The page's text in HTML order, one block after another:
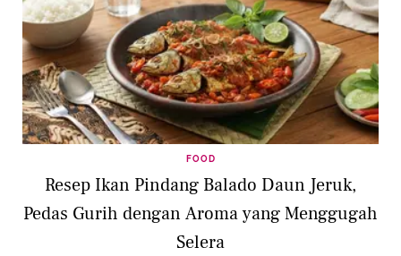
FOOD
Resep Ikan Pindang Balado Daun Jeruk,
Pedas Gurih dengan Aroma yang Menggugah
Selera